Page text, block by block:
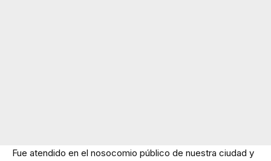
Fue atendido en el nosocomio público de nuestra ciudad y